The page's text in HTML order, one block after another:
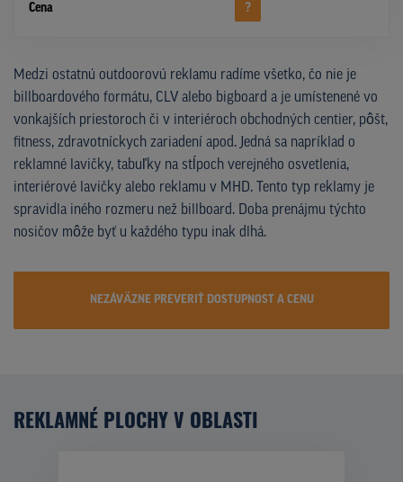
Cena ?
Medzi ostatnú outdoorovú reklamu radíme všetko, čo nie je
billboardového formátu, CLV alebo bigboard a je umístenené vo
vonkajších priestoroch či v interiéroch obchodných centier, pôšt,
fitness, zdravotníckych zariadení apod. Jedná sa napríklad o
reklamné lavičky, tabuľky na stĺpoch verejného osvetlenia,
interiérové lavičky alebo reklamu v MHD. Tento typ reklamy je
spravidla iného rozmeru než billboard. Doba prenájmu týchto
nosičov môže byť u každého typu inak dlhá.
NEZÁVÄZNE PREVERIŤ DOSTUPNOST A CENU
REKLAMNÉ PLOCHY V OBLASTI